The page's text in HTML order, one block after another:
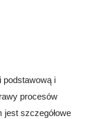
podstawową i
procesów
jest szczegółowe